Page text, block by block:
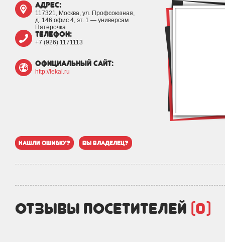
адрес:
117321, Москва, ул. Профсоюзная,
д. 146 офис 4, эт. 1 — универсам
Пятерочка
телефон:
+7 (926) 1171113
официальный сайт:
http://lekal.ru
нашли ошибку? вы владелец?
отзывы посетителей (0)